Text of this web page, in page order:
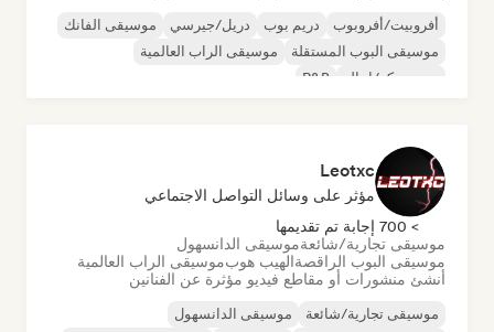
أفروبيت/أفروبوب دريم بوب دريل/جيرسي
موسيقى الفانك
موسيقى البوب المستقلة
موسيقى الراب العالمية
نيو ديسكو/إيتالو
R&B
Leotxc
مؤثر على وسائل التواصل الاجتماعي
> 700 إجابة تم تقديمها
موسيقى تجارية/شائعةموسيقى الدانسهول
موسيقى البوب الراقصةالهيب هوبموسيقى الراب العالمية
أنشئ منشورات أو مقاطع فيديو مؤثرة عن الفنانين
موسيقى تجارية/شائعة
موسيقى الدانسهول